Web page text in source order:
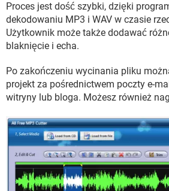
Proces jest dość szybki, dzięki
dekodowaniu MP3 i WAV w czasie
Użytkownik może także dodawać
blaknięcie i echa.
Po zakończeniu wycinania pliku
projekt za pośrednictwem poczty e-
witryny lub bloga. Możesz również